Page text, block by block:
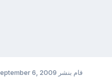
قام بنشر 6, 2009